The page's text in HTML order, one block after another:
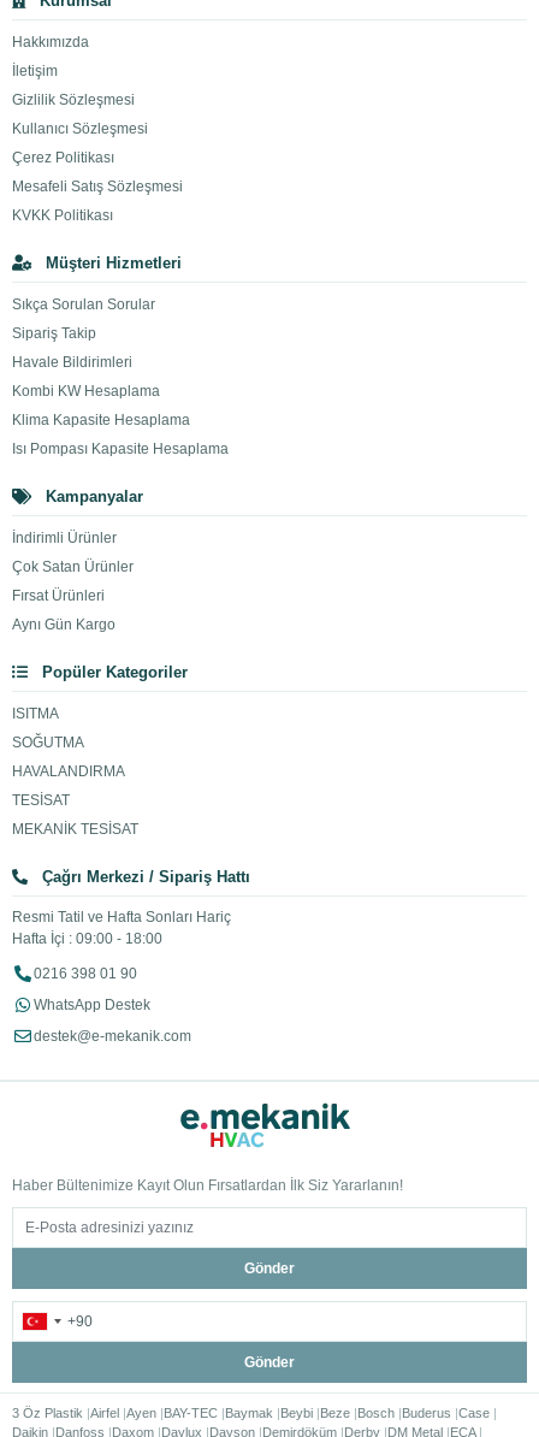
Hakkımızda
İletişim
Gizlilik Sözleşmesi
Kullanıcı Sözleşmesi
Çerez Politikası
Mesafeli Satış Sözleşmesi
KVKK Politikası
Müşteri Hizmetleri
Sıkça Sorulan Sorular
Sipariş Takip
Havale Bildirimleri
Kombi KW Hesaplama
Klima Kapasite Hesaplama
Isı Pompası Kapasite Hesaplama
Kampanyalar
İndirimli Ürünler
Çok Satan Ürünler
Fırsat Ürünleri
Aynı Gün Kargo
Popüler Kategoriler
ISITMA
SOĞUTMA
HAVALANDIRMA
TESİSAT
MEKANİK TESİSAT
Çağrı Merkezi / Sipariş Hattı
Resmi Tatil ve Hafta Sonları Hariç
Hafta İçi : 09:00 - 18:00
0216 398 01 90
WhatsApp Destek
destek@e-mekanik.com
Haber Bültenimize Kayıt Olun Fırsatlardan İlk Siz Yararlanın!
Gönder
Gönder
3 Öz Plastik Airfel Ayen BAY-TEC Baymak Beybi Beze Bosch Buderus Case
Daikin Danfoss Daxom Daylux Dayson Demirdöküm Derby DM Metal ECA